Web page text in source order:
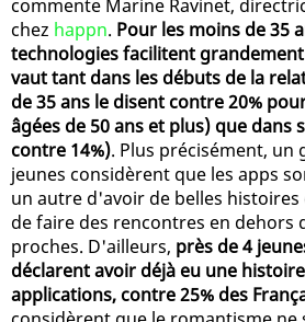
commente Marine Ravinet,
chez happn. Pour les moins de 35
technologies facilitent
vaut tant dans les débuts de la
de 35 ans le disent contre 20%
âgées de 50 ans et plus) que dans
contre 14%). Plus précisément, un
jeunes considèrent que les apps
un autre d'avoir de belles
de faire des rencontres en dehors
proches. D'ailleurs, près de 4
déclarent avoir déjà eu une
applications, contre 25% des